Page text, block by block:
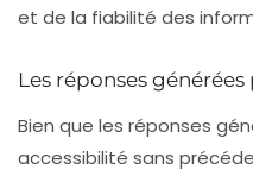
et de la fiabilité des
Les réponses
Bien que les réponses
accessibilité sans